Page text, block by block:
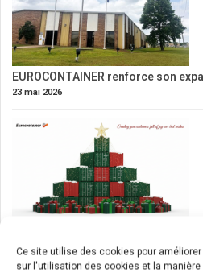
Ce site utilise des cookies pour
sur l'utilisation des cookies et la
EUROCONTAINER renforce son
23 mai 2026
23 décembre 2025